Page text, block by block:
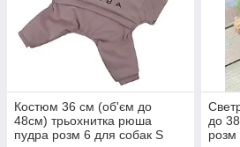
Костюм 36 см (об'єм до
48см) трьохнитка рюша
пудра розм 6 для собак S
до
розм